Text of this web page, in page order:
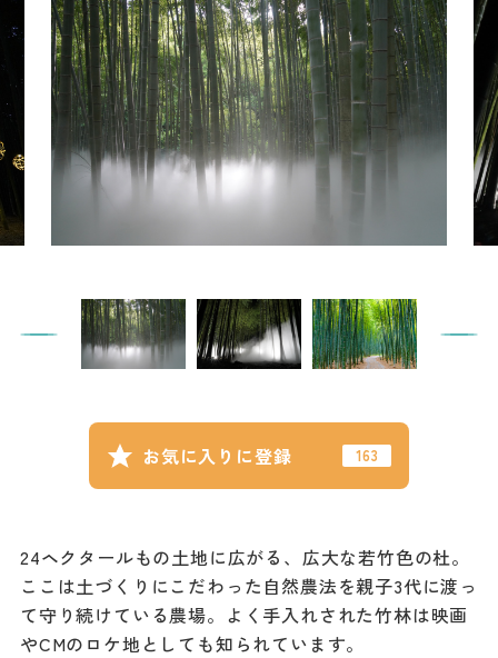
お気に入りに登録
24ヘクタールもの土地に広がる、広大な若竹色の杜。
ここは土づくりにこだわった自然農法を親子3代に渡っ
て守り続けている農場。よく手入れされた竹林は映画
やCMのロケ地としても知られています。
アクセス
ピックアップ
はじめての宇都宮
宇都宮市民ライター
記事
市民がおすすめ！餃
撮影支援・
MICE
フィルムコミ
ッション
Languag
e
フォトダウン
ロード